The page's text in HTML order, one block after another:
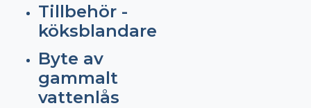
Tillbehör -
köksblandare
Byte av
gammalt
vattenlås